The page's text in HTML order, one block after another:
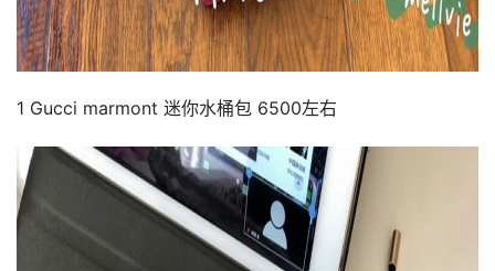
1 Gucci marmont 迷你水桶包 6500左右